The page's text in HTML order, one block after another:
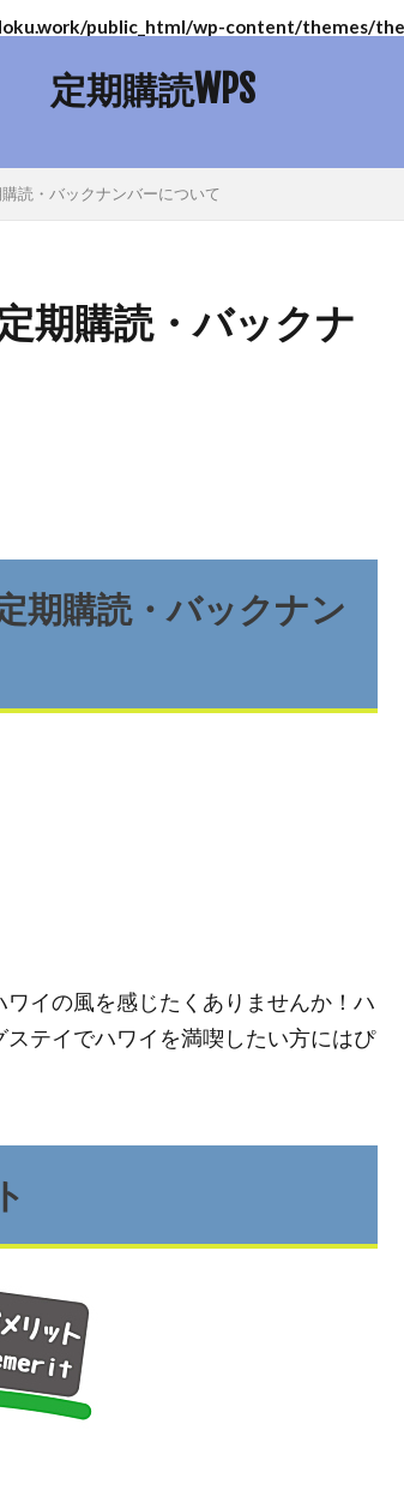
public_html/wp-content/themes/
定期購読WPS
読・バックナンバーについて
期購読・バックナ
期購読・バックナン
イの風を感じたくありませんか！ハ
テイでハワイを満喫したい方にはぴ